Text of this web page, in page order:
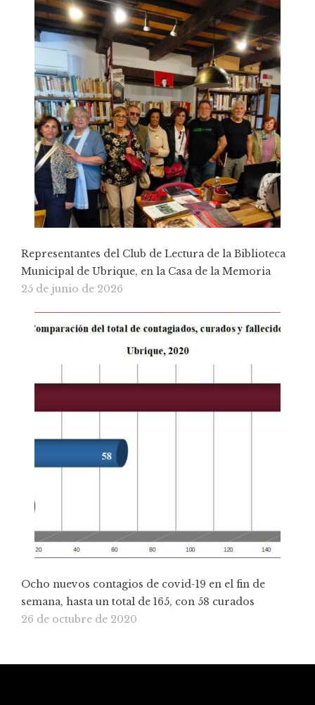
Representantes del Club de Lectura de la Biblioteca
Municipal de Ubrique, en la Casa de la Memoria
25 de junio de 2026
Ocho nuevos contagios de covid-19 en el fin de
semana, hasta un total de 165, con 58 curados
26 de octubre de 2020